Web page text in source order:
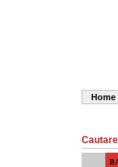
Home